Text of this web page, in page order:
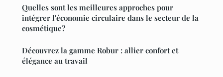
Quelles sont les meilleures approches pour
intégrer l'économie circulaire dans le secteur de la
cosmétique?
Découvrez la gamme Robur : allier confort et
élégance au travail